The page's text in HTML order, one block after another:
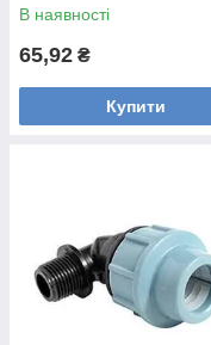
В наявності
65,92 ₴
Купити